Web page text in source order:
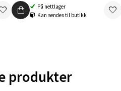
På nettlager
Kan sendes til butikk
produkter